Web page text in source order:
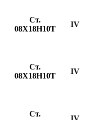
Ст.
08Х18Н10Т
IV
Ст.
08Х18Н10Т
IV
Ст.
IV